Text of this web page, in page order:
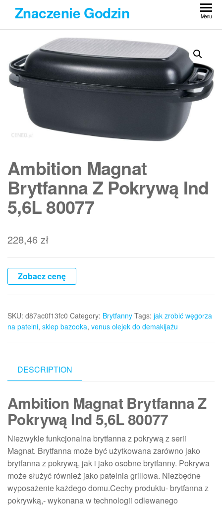
Przejdź
treści
Znaczenie Godzin Menu
Ambition Magnat
Brytfanna Z Pokrywą Ind
5,6L 80077
228,46 zł
Zobacz cenę
SKU: d87ac0f13fc0 Category: Brytfanny Tags: jak zrobić węgorza
na patelni, sklep bazooka, venus olejek do demakijażu
DESCRIPTION
Ambition Magnat Brytfanna Z
Pokrywą Ind 5,6L 80077
Niezwykle funkcjonalna brytfanna z pokrywą z serii
Magnat. Brytfanna może być użytkowana zarówno jako
brytfanna z pokrywą, jak i jako osobne brytfanny. Pokrywa
może służyć również jako patelnia grillowa. Niezbędne
wyposażenie każdego domu.Cechy produktu- brytfanna z
pokrywką,- wykonana w technologii odlewanego